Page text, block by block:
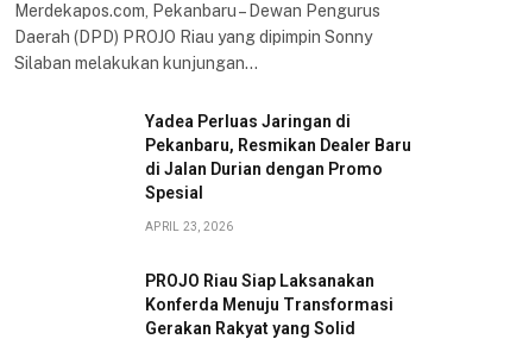
Merdekapos.com, Pekanbaru – Dewan Pengurus
Daerah (DPD) PROJO Riau yang dipimpin Sonny
Silaban melakukan kunjungan…
Yadea Perluas Jaringan di
Pekanbaru, Resmikan Dealer Baru
di Jalan Durian dengan Promo
Spesial
APRIL 23, 2026
PROJO Riau Siap Laksanakan
Konferda Menuju Transformasi
Gerakan Rakyat yang Solid